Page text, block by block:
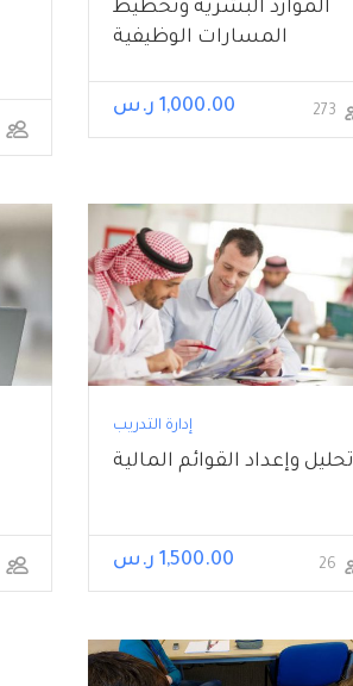
الموارد البشرية وتخطيط
المسارات الوظيفية
1,000.00 ر.س
إدارة التدريب
تحليل وإعداد القوائم المالية
1,500.00 ر.س